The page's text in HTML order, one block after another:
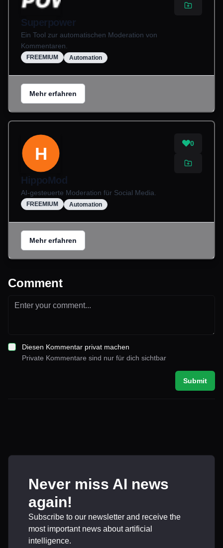
Superpower
Ein Tool zur automatischen Moderation von
Kommentaren.
FREEMIUM Automation
Mehr erfahren
H
0
HippoMod
AI-gesteuerte Moderation für Social Media.
FREEMIUM Automation
Mehr erfahren
Comment
Diesen Kommentar privat machen
Private Kommentare sind nur für dich sichtbar
Submit
Never miss AI news
again!
Subscribe to our newsletter and receive the
most important news about artificial
intelligence.